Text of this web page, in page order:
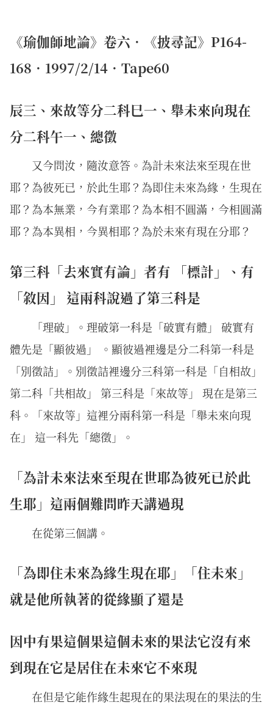
《瑜伽師地論》卷六．《披尋記》P164-
168．1997/2/14．Tape60
辰三、來故等分二科巳一、舉未來向現在
分二科午一、總徵
又今問汝，隨汝意答。為計未來法來至現在世
耶？為彼死已，於此生耶？為即住未來為緣，生現在
耶？為本無業，今有業耶？為本相不圓滿，今相圓滿
耶？為本異相，今異相耶？為於未來有現在分耶？
第三科「去來實有論」者有 「標計」、有
「敘因」 這兩科說過了第三科是
「理破」。理破第一科是「破實有體」 破實有
體先是「顯彼過」 。顯彼過裡邊是分二科第一科是
「別徵詰」。別徵詰裡邊分三科第一科是「自相故」
第二科「共相故」 第三科是「來故等」 現在是第三
科。「來故等」這裡分兩科第一科是「舉未來向現
在」 這一科先「總徵」。
「為計未來法來至現在世耶為彼死已於此
生耶」這兩個難問昨天講過現
在從第三個講。
「為即住未來為緣生現在耶」「住未來」
就是他所執著的從緣顯了還是
因中有果這個果這個未來的果法它沒有來
到現在它是居住在未來它不來現
在但是它能作緣生起現在的果法現在的果法的生